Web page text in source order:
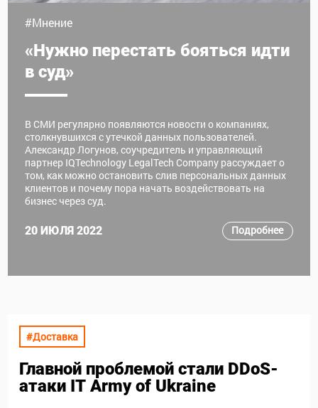
#Мнение
«Нужно перестать бояться идти
в суд»
В СМИ регулярно появляются новости о компаниях,
столкнувшихся с утечкой данных пользователей.
Александр Логунов, соучредитель и управляющий
партнер IQTechnology LegalTech Company рассуждает о
том, как можно остановить слив персональных данных
клиентов и почему пора начать воздействовать на
бизнес через суд.
20 ИЮЛЯ 2022 Подробнее
#Доставка
Главной проблемой стали DDоS-
атаки IT Army of Ukraine